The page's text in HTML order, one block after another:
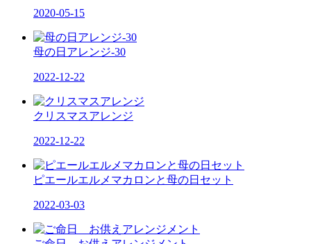
2020-05-15
母の日アレンジ-30
2022-12-22
クリスマスアレンジ
2022-12-22
ピエールエルメマカロンと母の日セット
2022-03-03